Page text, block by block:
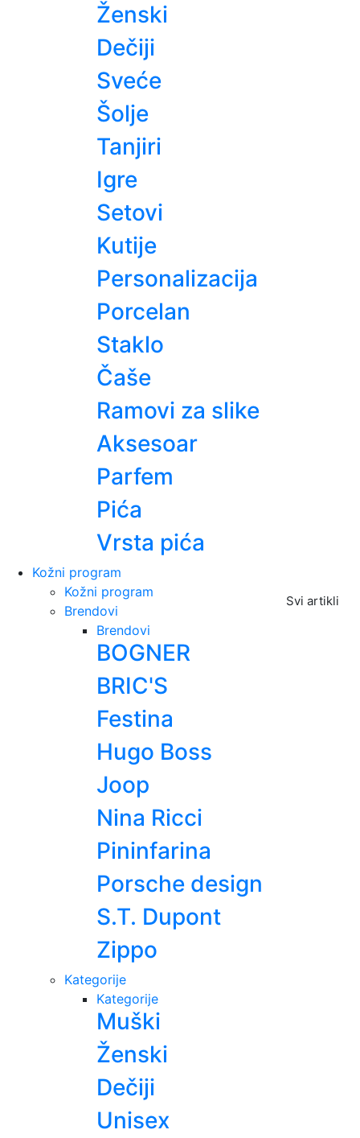
Ženski
Dečiji
Sveće
Šolje
Tanjiri
Igre
Setovi
Kutije
Personalizacija
Porcelan
Staklo
Čaše
Ramovi za slike
Aksesoar
Parfem
Pića
Vrsta pića
Kožni program
Svi artikli
Kožni program
Brendovi
Brendovi
BOGNER
BRIC'S
Festina
Hugo Boss
Joop
Nina Ricci
Pininfarina
Porsche design
S.T. Dupont
Zippo
Kategorije
Kategorije
Muški
Ženski
Dečiji
Unisex